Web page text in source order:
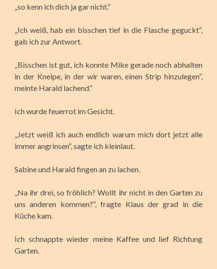
„so kenn ich dich ja gar nicht.“
„Ich weiß, hab ein bisschen tief in die Flasche geguckt“,
gab ich zur Antwort.
„Bisschen ist gut, ich konnte Mike gerade noch abhalten
in der Kneipe, in der wir waren, einen Strip hinzulegen“,
meinte Harald lachend.“
Ich wurde feuerrot im Gesicht.
„Jetzt weiß ich auch endlich warum mich dort jetzt alle
immer angrinsen“, sagte ich kleinlaut.
Sabine und Harald fingen an zu lachen.
„Na ihr drei, so fröhlich? Wollt ihr nicht in den Garten zu
uns anderen kommen?“, fragte Klaus der grad in die
Küche kam.
Ich schnappte wieder meine Kaffee und lief Richtung
Garten.